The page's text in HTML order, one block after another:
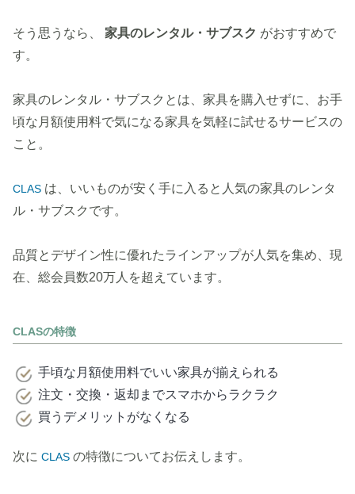
そう思うなら、 家具のレンタル・サブスク がおすすめで
す。
家具のレンタル・サブスクとは、家具を購入せずに、お手
頃な月額使用料で気になる家具を気軽に試せるサービスの
こと。
CLAS は、いいものが安く手に入ると人気の家具のレンタ
ル・サブスクです。
品質とデザイン性に優れたラインアップが人気を集め、現
在、総会員数20万人を超えています。
CLASの特徴
手頃な月額使用料でいい家具が揃えられる
注文・交換・返却までスマホからラクラク
買うデメリットがなくなる
次に CLAS の特徴についてお伝えします。